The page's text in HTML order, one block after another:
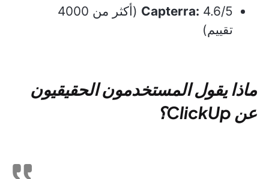
Capterra:
4.6/5 (أكثر من 4000
تقييم)
ماذا يقول المستخدمون الحقيقيون
عن ClickUp؟